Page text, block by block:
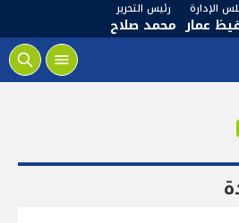
الإدارة
عمار
رئيس التحرير
محمد صلاح